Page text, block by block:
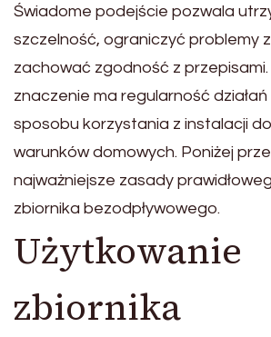
Świadome podejście pozwala
szczelność, ograniczyć problemy
zachować zgodność z
znaczenie ma regularność
sposobu korzystania z instalacji
warunków domowych. Poniżej
najważniejsze zasady
zbiornika bezodpływowego.
Użytkowanie
zbiornika